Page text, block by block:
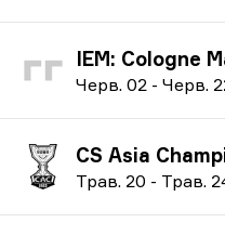
IEM: Cologne
Черв. 02 - Черв.
CS Asia
Трав. 20 - Трав.